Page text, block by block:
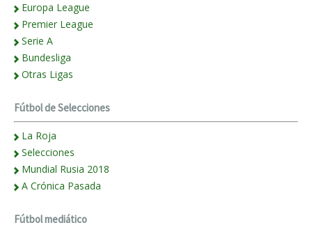
Europa League
Premier League
Serie A
Bundesliga
Otras Ligas
Fútbol de Selecciones
La Roja
Selecciones
Mundial Rusia 2018
A Crónica Pasada
Fútbol mediático